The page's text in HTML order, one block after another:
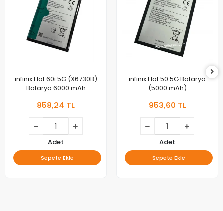
infinix Hot 60i 5G (X6730B)
Batarya 6000 mAh
858,24 TL
Adet
Sepete Ekle
infinix Hot 50 5G Batarya
(5000 mAh)
953,60 TL
Adet
Sepete Ekle